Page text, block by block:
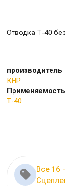
Отводка Т-40
производитель
КНР
Применяемость
Т-40
Все 16 -